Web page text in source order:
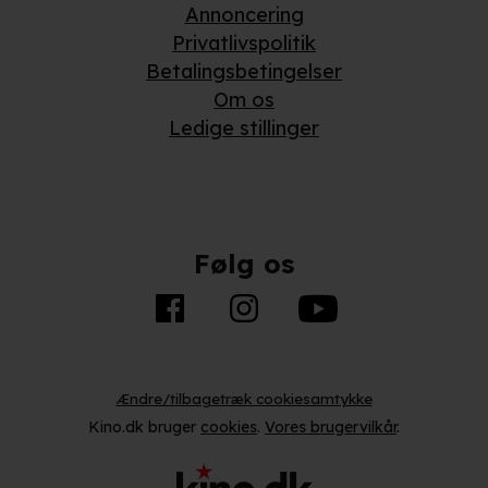
Annoncering
Privatlivspolitik
Betalingsbetingelser
Om os
Ledige stillinger
Følg os
Ændre/tilbagetræk cookiesamtykke
Kino.dk bruger cookies. Vores brugervilkår.